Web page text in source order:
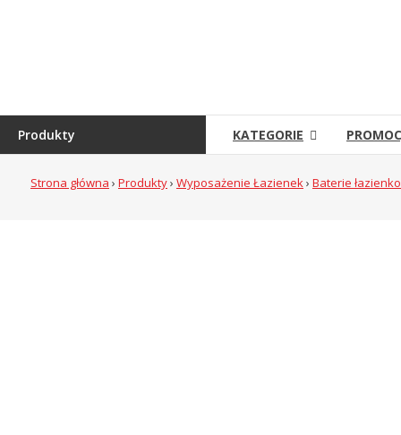
internetowy
Produkty KATEGORIE
Strona główna › Produkty› Wyposażenie Łazienek› Baterie